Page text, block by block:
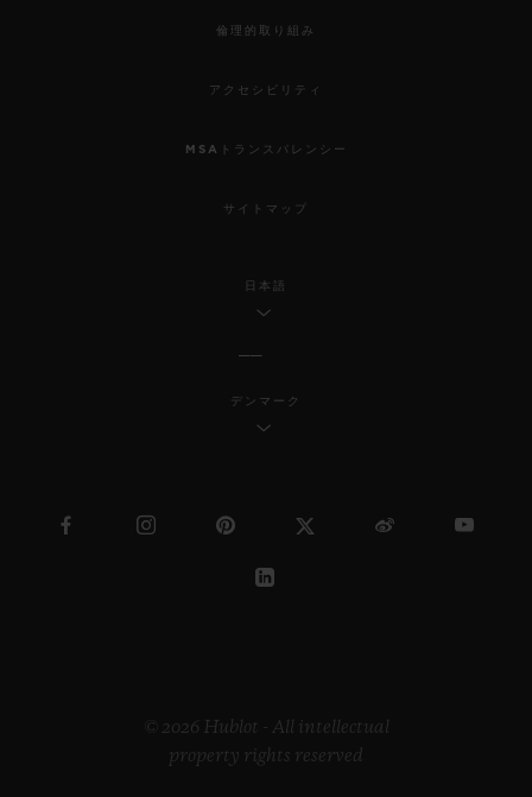
倫理的取り組み
アクセシビリティ
MSAトランスパレンシー
サイトマップ
日本語
デンマーク
© 2026 Hublot - All intellectual
property rights reserved